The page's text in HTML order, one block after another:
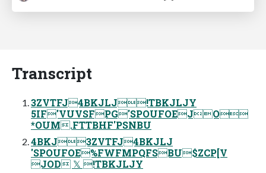
Transcript
3ZVTFJ4BKJLJ!TBKJLJY
5IF'VUVSFPG'SPOUFOEJO
*OUM.FTTBHF'PSNBU
4BKJ3ZVTFJ4BKJLJ
'SPOUFOE%FWFMPQFSBU$ZCP[V
JOD 𝕏 !TBKJLJY